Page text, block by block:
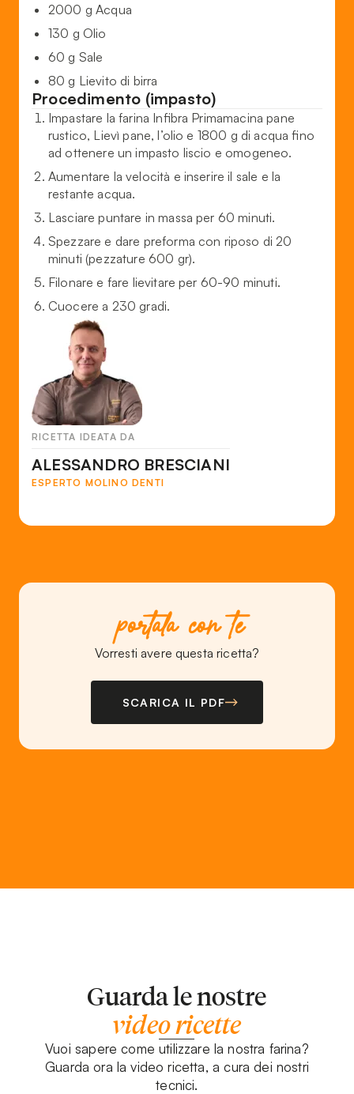
2000 g Acqua
130 g Olio
60 g Sale
80 g Lievito di birra
Procedimento (impasto)
Impastare la farina Infibra Primamacina pane
rustico, Lievì pane, l’olio e 1800 g di acqua fino
ad ottenere un impasto liscio e omogeneo.
Aumentare la velocità e inserire il sale e la
restante acqua.
Lasciare puntare in massa per 60 minuti.
Spezzare e dare preforma con riposo di 20
minuti (pezzature 600 gr).
Filonare e fare lievitare per 60-90 minuti.
Cuocere a 230 gradi.
RICETTA IDEATA DA
ALESSANDRO BRESCIANI
ESPERTO MOLINO DENTI
portala con te
Vorresti avere questa ricetta?
SCARICA IL PDF
Guarda le nostre
video ricette
Vuoi sapere come utilizzare la nostra farina?
Guarda ora la video ricetta, a cura dei nostri
tecnici.